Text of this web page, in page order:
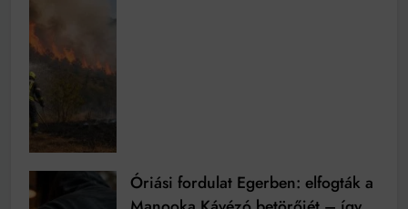
Óriási fordulat Egerben: elfogták a